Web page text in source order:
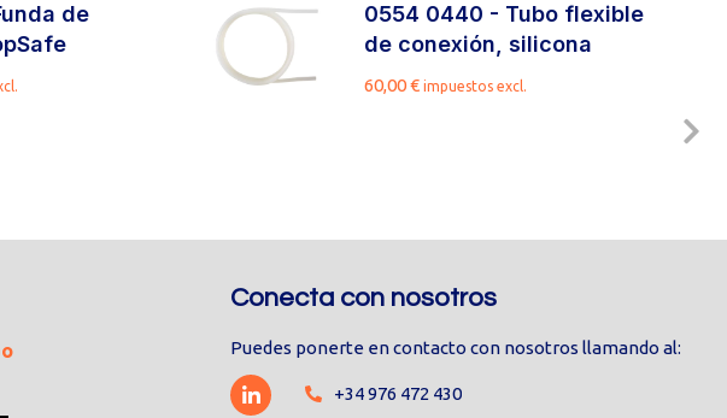
de
0554 0440 - Tubo flexible
de conexión, silicona
60,00€ impuestos excl.
Conecta con nosotros
Puedes ponerte en contacto con nosotros llamando al:
+34 976 472 430